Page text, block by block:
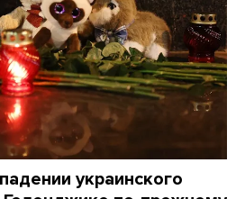
украинского